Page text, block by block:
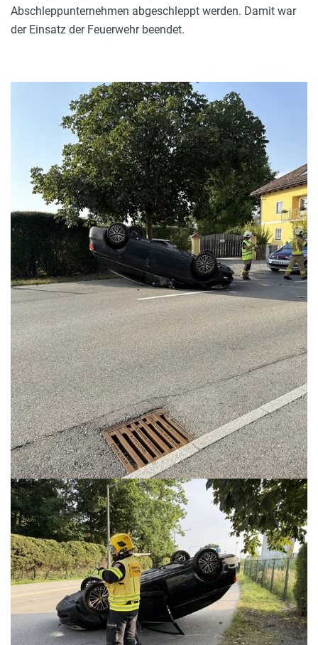
Abschleppunternehmen abgeschleppt werden. Damit war
der Einsatz der Feuerwehr beendet.